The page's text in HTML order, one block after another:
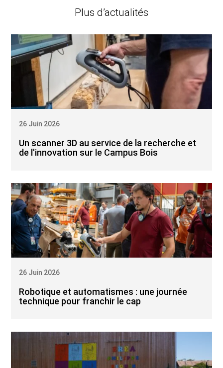
Plus d’actualités
Un scanner 3D au service de la recherche et
de l'innovation sur le Campus Bois
26 Juin 2026
Robotique et automatismes : une journée
technique pour franchir le cap
26 Juin 2026